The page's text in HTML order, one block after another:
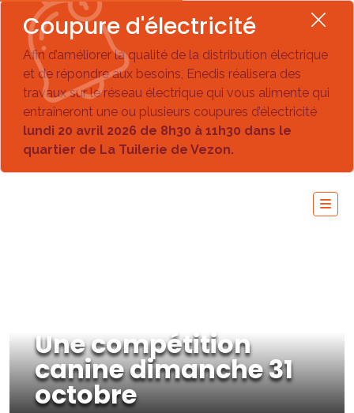
Coupure d'électricité
Afin d’améliorer la qualité de la distribution électrique
et de répondre aux besoins, Enedis réalisera des
travaux sur le réseau électrique qui vous alimente qui
entraîneront une ou plusieurs coupures d’électricité
lundi 20 avril 2026 de 8h30 à 11h30 dans le
quartier de La Tuilerie de Vezon.
Une compétition
canine dimanche 31
octobre